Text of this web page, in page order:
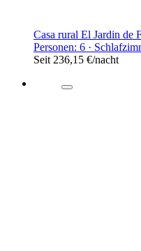
Casa rural El Jardin de
Personen: 6 ·
Seit 236,15 €/nacht